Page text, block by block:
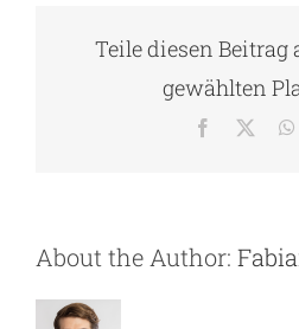
Teile diesen Beitrag
gewählten
Facebook
About the Author: